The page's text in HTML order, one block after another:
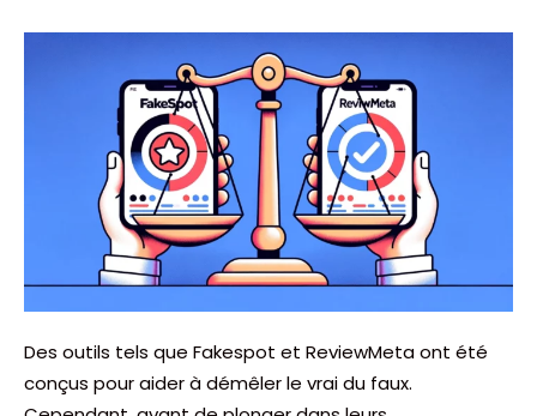
Des outils tels que Fakespot et ReviewMeta ont été
conçus pour aider à démêler le vrai du faux.